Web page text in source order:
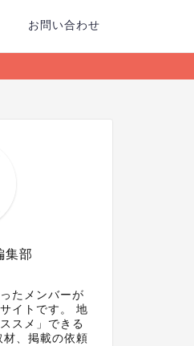
お問い合わせ
集部
たメンバーが
イトです。 地
スメ」できる
、掲載の依頼